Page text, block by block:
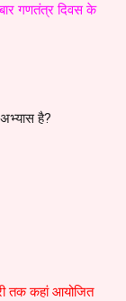
गणतंत्र दिवस के
है?
तक कहां आयोजित